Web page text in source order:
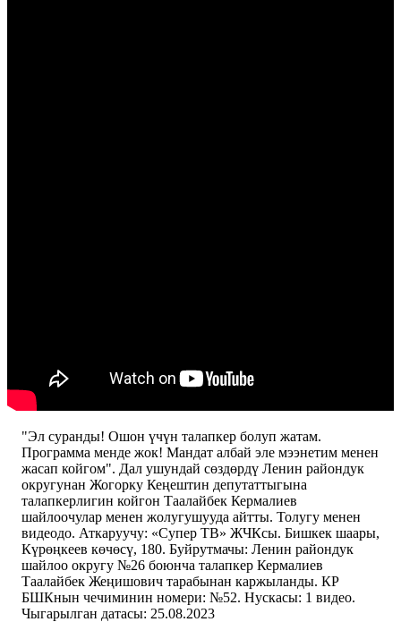
"Эл суранды! Ошон үчүн талапкер болуп жатам.
Программа менде жок! Мандат албай эле мээнетим менен
жасап койгом". Дал ушундай сөздөрдү Ленин райондук
округунан Жогорку Кеңештин депутаттыгына
талапкерлигин койгон Таалайбек Кермалиев
шайлоочулар менен жолугушууда айтты. Толугу менен
видеодо. Аткаруучу: «Супер ТВ» ЖЧКсы. Бишкек шаары,
Күрөңкеев көчөсү, 180. Буйрутмачы: Ленин райондук
шайлоо округу №26 боюнча талапкер Кермалиев
Таалайбек Жеңишович тарабынан каржыланды. КР
БШКнын чечиминин номери: №52. Нускасы: 1 видео.
Чыгарылган датасы: 25.08.2023